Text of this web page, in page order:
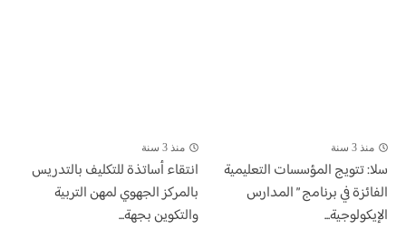
منذ 3 سنة
سلا: تتويج المؤسسات التعليمية
الفائزة في برنامج ” المدارس
الإيكولوجية...
منذ 3 سنة
انتقاء أساتذة للتكليف بالتدريس
بالمركز الجهوي لمهن التربية
والتكوين بجهة...